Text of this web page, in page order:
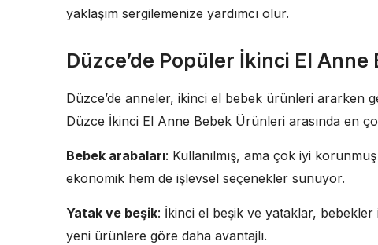
yaklaşım sergilemenize yardımcı olur.
Düzce’de Popüler İkinci El
Düzce’de anneler, ikinci el bebek ürünleri ararken
Düzce İkinci El Anne Bebek Ürünleri arasında en
Bebek arabaları: Kullanılmış, ama çok iyi
ekonomik hem de işlevsel seçenekler sunuyor.
Yatak ve beşik: İkinci el beşik ve yataklar,
yeni ürünlere göre daha avantajlı.